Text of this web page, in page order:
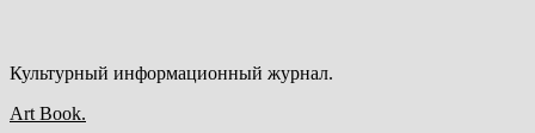
Культурный информационный журнал.
Основное
Art Book.